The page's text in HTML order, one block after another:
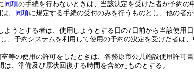
同項の手続を行わないときは、当該決定を受けた者が予約の
、 同項に規定する手続の受付のみを行うものとし、他の者
ようとする者は、使用しようとする日の7日前から当該使用
、予約システムを利用して使用の予約の決定を受けた者は
等の使用の許可をしたときは、各務原市公共施設使用許可書
は、準備及び原状回復する時間を含めたものとする。